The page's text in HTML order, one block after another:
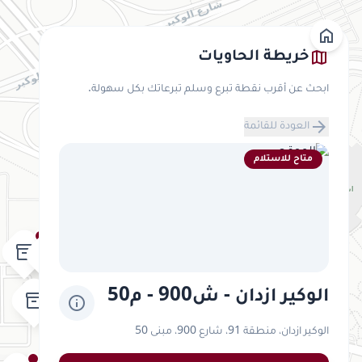
home
inventory_2
inventory_2
inventory_2
inventory_2
inventory_2
map خريطة الحاويات
ابحث عن أقرب نقطة تبرع وسلم تبرعاتك بكل سهولة.
arrow_forward العودة للقائمة
متاح للاستلام
الوكير ازدان - ش900 - م50 info
الوكير ازدان، منطقة 91، شارع 900، مبنى 50